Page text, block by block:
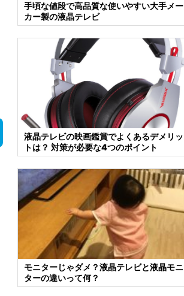
手頃な値段で高品質な使いやすい大手メー
カー製の液晶テレビ
液晶テレビの映画鑑賞でよくあるデメリッ
トは？ 対策が必要な4つのポイント
モニターじゃダメ？液晶テレビと液晶モニ
ターの違いって何？